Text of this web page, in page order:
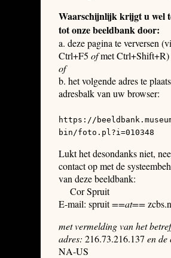
Waarschijnlijk krijgt u wel
tot onze beeldbank door:
a. deze pagina te verversen
Ctrl+F5 ofmet Ctrl+Shift+R)
of
b. het volgende adres te
adresbalk van uw browser:
https://
bin/foto.pl?i=010348
Lukt het desondanks niet,
contact op met de
van deze beeldbank:
Cor Spruit
E-mail: spruit==at==
met vermelding van het
adres: 216.73.216.137 en de
NA-US